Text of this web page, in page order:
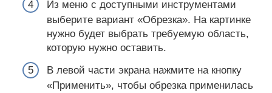
Из меню с доступными инструментами
выберите вариант «Обрезка». На картинке
нужно будет выбрать требуемую область,
которую нужно оставить.
В левой части экрана нажмите на кнопку
«Применить», чтобы обрезка применилась